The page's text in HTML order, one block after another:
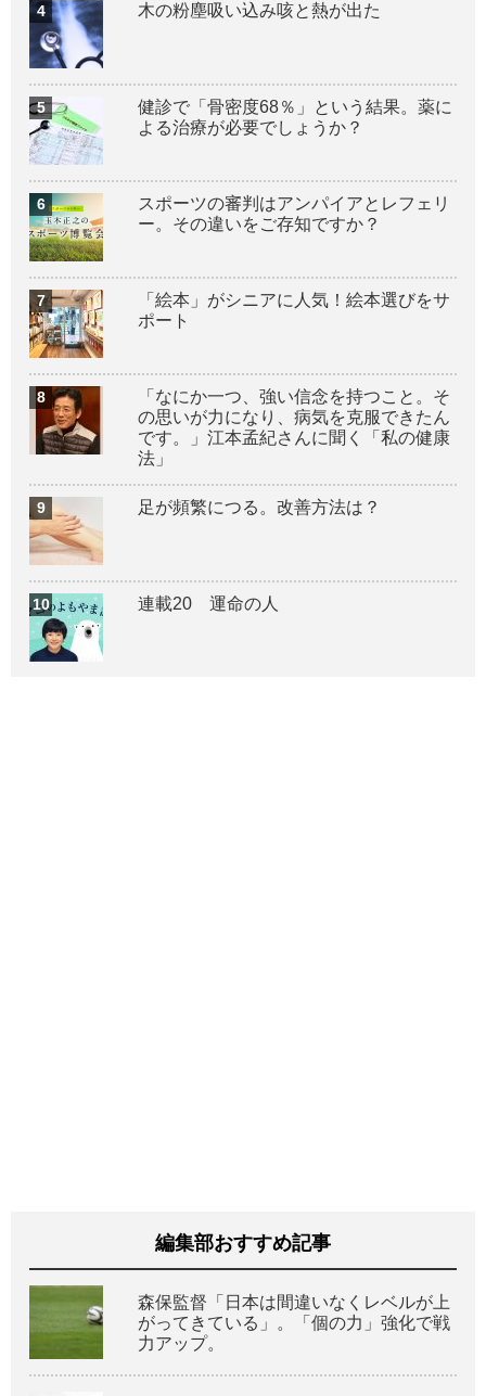
木の粉塵吸い込み咳と熱が出た
健診で「骨密度68％」という結果。薬に
よる治療が必要でしょうか？
スポーツの審判はアンパイアとレフェリ
ー。その違いをご存知ですか？
「絵本」がシニアに人気！絵本選びをサ
ポート
「なにか一つ、強い信念を持つこと。そ
の思いが力になり、病気を克服できたん
です。」江本孟紀さんに聞く「私の健康
法」
足が頻繁につる。改善方法は？
連載20 運命の人
編集部おすすめ記事
森保監督「日本は間違いなくレベルが上
がってきている」。「個の力」強化で戦
力アップ。